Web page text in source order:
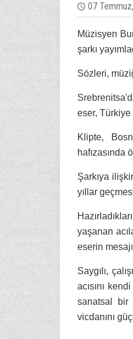
07
Müzisyen
şarkı
Sözleri,
eser, Türkiye
Klipte,
hafızasında
Şarkıya
yıllar
yaşanan
eserin
Saygılı,
acısını
sanatsal bir
vicdanını